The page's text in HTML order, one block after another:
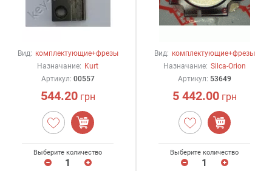
Вид: комплектующие+фрезы
Назначание: Kurt
Артикул: 00557
544.20грн
Выберите количество
Вид: комплектующие+фрезы
Назначание: Silca-Orion
Артикул: 53649
5 442.00грн
Выберите количество